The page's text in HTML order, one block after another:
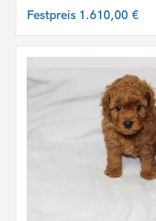
Festpreis 1.610,00 €